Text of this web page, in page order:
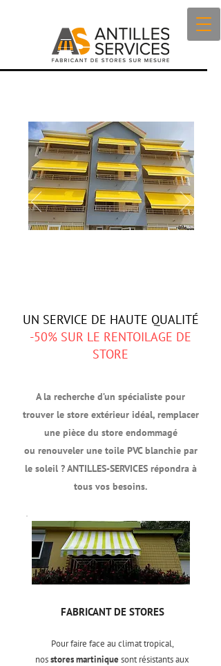
UN SERVICE DE HAUTE QUALITÉ
-50% SUR LE RENTOILAGE DE
STORE
A la recherche d’un spécialiste pour
trouver le store extérieur idéal, remplacer
une pièce du store endommagé
ou renouveler une toile PVC blanchie par
le soleil ? ANTILLES-SERVICES répondra à
tous vos besoins.
FABRICANT DE STORES
Pour faire face au climat tropical,
nosstores martiniquesont résistants aux